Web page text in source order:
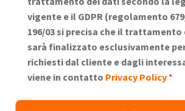
vigente e il GDPR (regolamento
196/03 si precisa che il
sarà finalizzato esclusivamente
richiesti dal cliente e dagli
viene in contatto Privacy Policy *